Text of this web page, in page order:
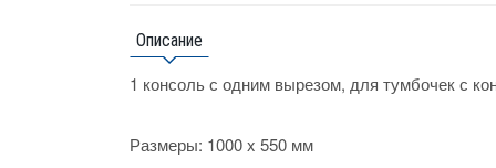
Описание
1 консоль с одним вырезом, для тумбочек с
Размеры: 1000 x 550 мм